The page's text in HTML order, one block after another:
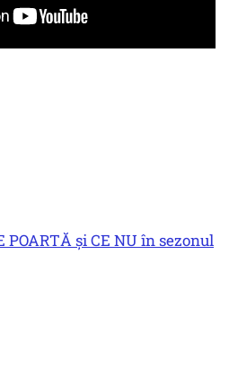
POARTĂ și CE NU în sezonul